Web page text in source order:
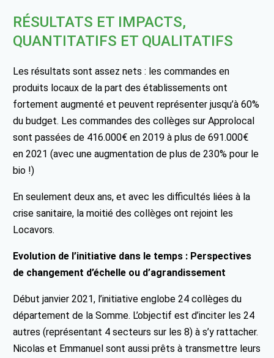
RÉSULTATS ET IMPACTS,
QUANTITATIFS ET QUALITATIFS
Les résultats sont assez nets : les commandes en
produits locaux de la part des établissements ont
fortement augmenté et peuvent représenter jusqu’à 60%
du budget. Les commandes des collèges sur Approlocal
sont passées de 416.000€ en 2019 à plus de 691.000€
en 2021 (avec une augmentation de plus de 230% pour le
bio !)
En seulement deux ans, et avec les difficultés liées à la
crise sanitaire, la moitié des collèges ont rejoint les
Locavors.
Evolution de l’initiative dans le temps : Perspectives
de changement d’échelle ou d’agrandissement
Début janvier 2021, l’initiative englobe 24 collèges du
département de la Somme. L’objectif est d’inciter les 24
autres (représentant 4 secteurs sur les 8) à s’y rattacher.
Nicolas et Emmanuel sont aussi prêts à transmettre leurs